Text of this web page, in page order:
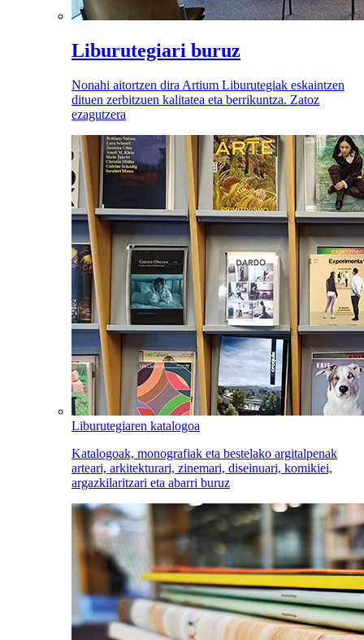
Liburutegiari buruz
Nonahi aitortzen dira Artium Liburutegiak eskaintzen
dituen zerbitzuen kalitatea eta berrikuntza. Zatoz
ezagutzera
Liburutegiaren katalogoa
Katalogoak, monografiak eta bestelako argitalpenak
arteari, arkitekturari, zinemari, diseinuari, komikiei,
argazkilaritzari eta abarri buruz